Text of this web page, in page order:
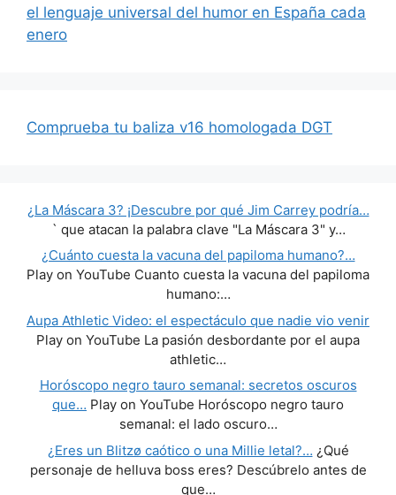
el lenguaje universal del humor en España cada
enero
Comprueba tu baliza v16 homologada DGT
¿La Máscara 3? ¡Descubre por qué Jim Carrey podría…
` que atacan la palabra clave "La Máscara 3" y…
¿Cuánto cuesta la vacuna del papiloma humano?…
Play on YouTube Cuanto cuesta la vacuna del papiloma
humano:…
Aupa Athletic Video: el espectáculo que nadie vio venir
Play on YouTube La pasión desbordante por el aupa
athletic…
Horóscopo negro tauro semanal: secretos oscuros
que… Play on YouTube Horóscopo negro tauro
semanal: el lado oscuro…
¿Eres un Blitzø caótico o una Millie letal?… ¿Qué
personaje de helluva boss eres? Descúbrelo antes de
que…